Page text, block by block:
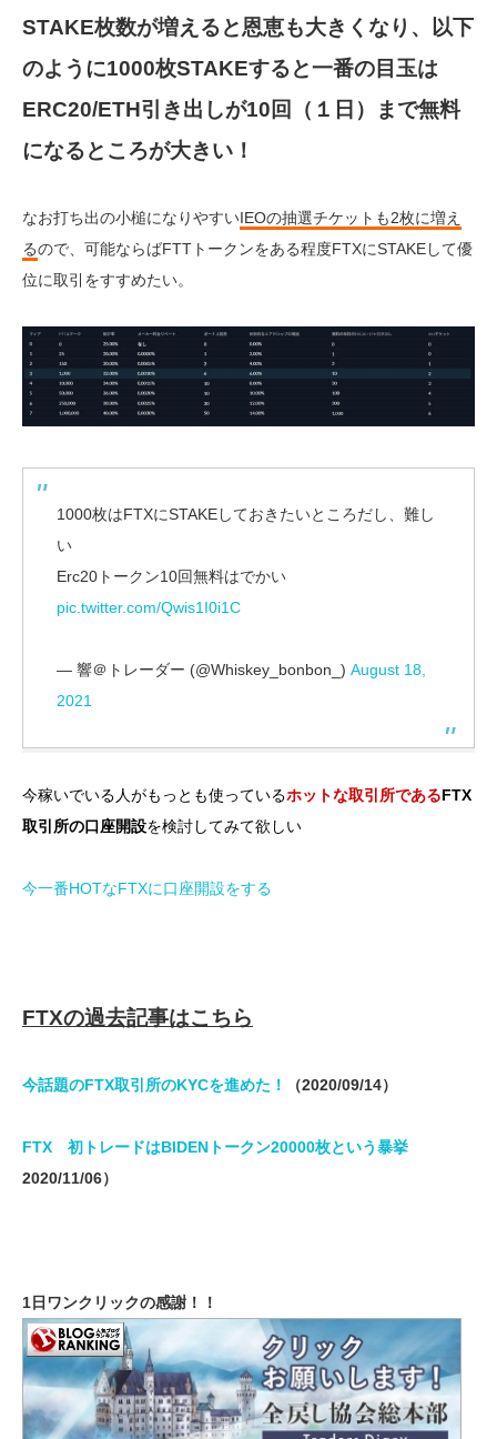
STAKE枚数が増えると恩恵も大きくなり、以下
のように1000枚STAKEすると一番の目玉は
ERC20/ETH引き出しが10回（１日）まで無料
になるところが大きい！
なお打ち出の小槌になりやすいIEOの抽選チケットも2枚に増え
るので、可能ならばFTTトークンをある程度FTXにSTAKEして優
位に取引をすすめたい。
1000枚はFTXにSTAKEしておきたいところだし、難し
い
Erc20トークン10回無料はでかい
pic.twitter.com/Qwis1I0i1C
— 響＠トレーダー (@Whiskey_bonbon_) August 18,
2021
今稼いでいる人がもっとも使っているホットな取引所であるFTX
取引所の口座開設を検討してみて欲しい
今一番HOTなFTXに口座開設をする
FTXの過去記事はこちら
今話題のFTX取引所のKYCを進めた！ （2020/09/14）
FTX 初トレードはBIDENトークン20000枚という暴挙
2020/11/06）
1日ワンクリックの感謝！！